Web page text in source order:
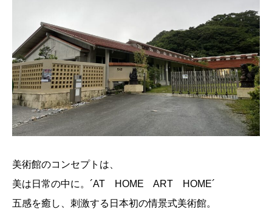
美術館のコンセプトは、
美は日常の中に。´AT HOME ART HOME´
五感を癒し、刺激する日本初の情景式美術館。